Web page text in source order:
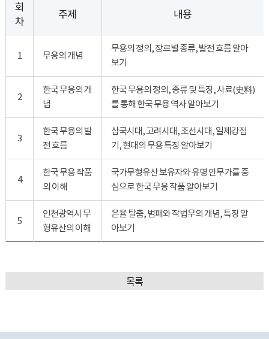
회
차
주제 내용
1 무용의 개념
무용의 정의, 장르별 종류, 발전 흐름 알아
보기
2
한국 무용의 개
념
한국 무용의 정의, 종류 및 특징, 사료(史料)
를 통해 한국 무용 역사 알아보기
3
한국 무용의 발
전 흐름
삼국시대, 고려시대, 조선시대, 일제강점
기, 현대의 무용 특징 알아보기
4
한국 무용 작품
의 이해
국가무형유산 보유자와 유명 안무가를 중
심으로 한국 무용 작품 알아보기
5
인천광역시 무
형유산의 이해
은율 탈춤, 범패와 작법무의 개념, 특징 알
아보기
목록